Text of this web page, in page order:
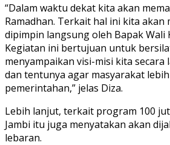
“Dalam waktu dekat kita akan
Ramadhan. Terkait hal ini kita
dipimpin langsung oleh Bapak Wali
Kegiatan ini bertujuan untuk
menyampaikan visi-misi kita secara
dan tentunya agar masyarakat
pemerintahan,” jelas Diza.
Lebih lanjut, terkait program 100
Jambi itu juga menyatakan akan
lebaran.